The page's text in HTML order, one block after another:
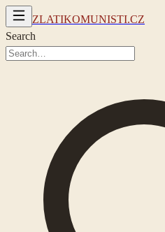
ZLATIKOMUNISTI.CZ
Search